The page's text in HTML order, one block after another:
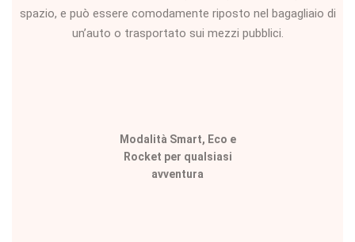
spazio, e può essere comodamente riposto nel bagagliaio di
un’auto o trasportato sui mezzi pubblici.
Modalità Smart, Eco e
Rocket per qualsiasi
avventura